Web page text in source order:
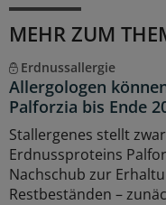
MEHR ZUM
Erdnussallergie
Allergologen
Palforzia bis Ende
Stallergenes stellt
Erdnussproteins
Nachschub zur
Restbeständen –